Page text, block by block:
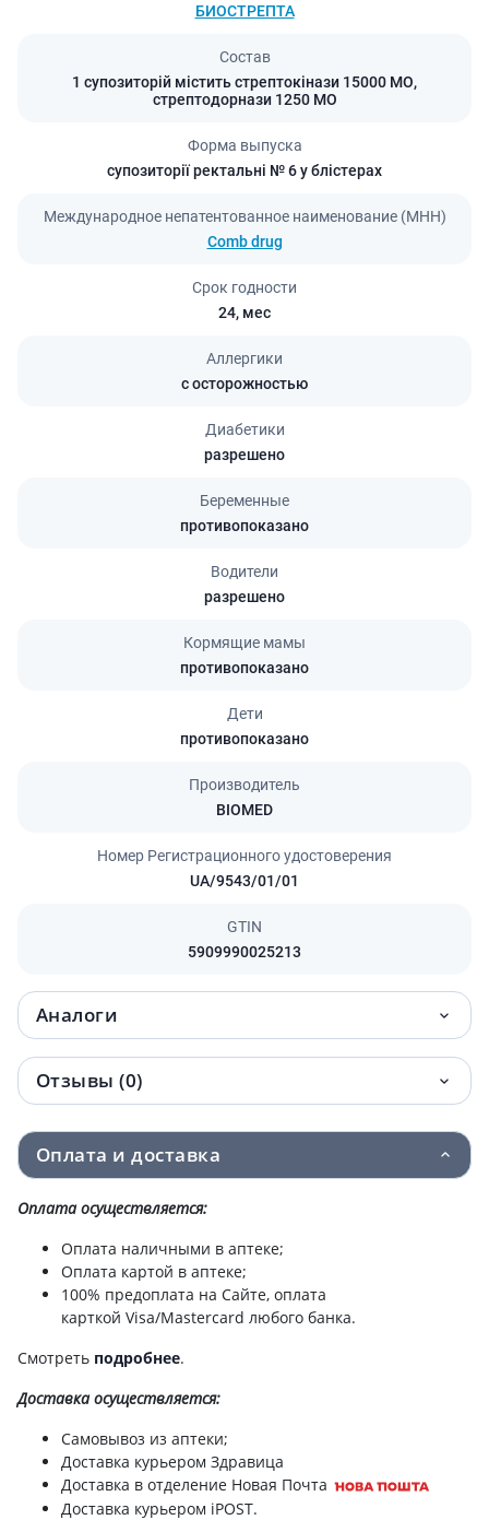
БИОСТРЕПТА
Состав
1 супозиторій містить стрептокінази 15000 МО,
стрептодорнази 1250 МО
Форма выпуска
супозиторії ректальні № 6 у блістерах
Международное непатентованное наименование (МНН)
Comb drug
Срок годности
24, мес
Аллергики
с осторожностью
Диабетики
разрешено
Беременные
противопоказано
Водители
разрешено
Кормящие мамы
противопоказано
Дети
противопоказано
Производитель
BIOMED
Номер Регистрационного удостоверения
UA/9543/01/01
GTIN
5909990025213
Аналоги
Отзывы (0)
Оплата и доставка
Оплата осуществляется:
Оплата наличными в аптеке;
Оплата картой в аптеке;
100% предоплата на Сайте, оплата
карткой Visa/Mastercard любого банка.
Смотреть подробнее.
Доставкаосуществляется:
Самовывоз из аптеки;
Доставка курьером Здравица
Доставка в отделение Новая Почта
Доставка курьером iPOST.